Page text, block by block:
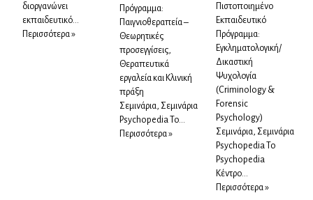
διοργανώνει
εκπαιδευτικό...
Περισσότερα »
Πρόγραμμα:
Παιγνιοθεραπεία –
Θεωρητικές
προσεγγίσεις,
Θεραπευτικά
εργαλεία και Κλινική
πράξη
Σεμινάρια, Σεμινάρια
Psychopedia To...
Περισσότερα »
Πιστοποιημένο
Εκπαιδευτικό
Πρόγραμμα:
Εγκληματολογική/
Δικαστική
Ψυχολογία
(Criminology &
Forensic
Psychology)
Σεμινάρια, Σεμινάρια
Psychopedia To
Psychopedia
Κέντρο...
Περισσότερα »